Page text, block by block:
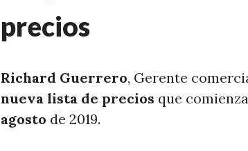
B
R
S
N
O
precios
Richard Guerrero, Gerente
nueva lista de precios que
agosto de 2019.